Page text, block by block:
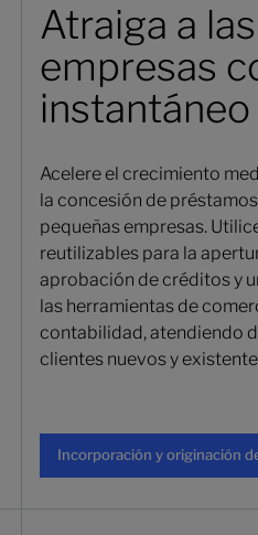
Atraiga a
empresas
instantáneo
Acelere el crecimiento
la concesión de
pequeñas empresas.
reutilizables para la
aprobación de créditos y
las herramientas de
contabilidad, atendiendo
clientes nuevos y
Incorporación y originación